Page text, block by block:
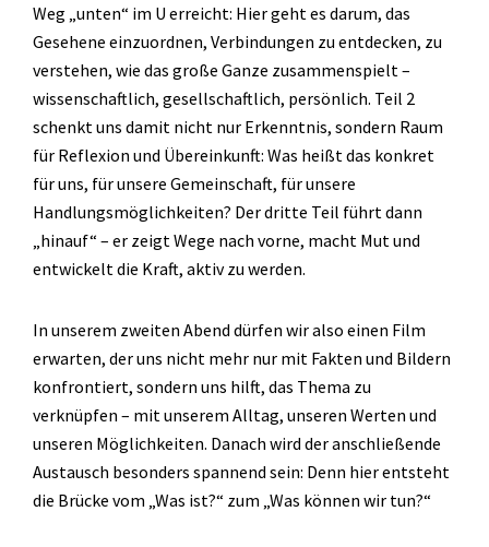
Weg „unten“ im U erreicht: Hier geht es darum, das
Gesehene einzuordnen, Verbindungen zu entdecken, zu
verstehen, wie das große Ganze zusammenspielt –
wissenschaftlich, gesellschaftlich, persönlich. Teil 2
schenkt uns damit nicht nur Erkenntnis, sondern Raum
für Reflexion und Übereinkunft: Was heißt das konkret
für uns, für unsere Gemeinschaft, für unsere
Handlungsmöglichkeiten? Der dritte Teil führt dann
„hinauf“ – er zeigt Wege nach vorne, macht Mut und
entwickelt die Kraft, aktiv zu werden.
In unserem zweiten Abend dürfen wir also einen Film
erwarten, der uns nicht mehr nur mit Fakten und Bildern
konfrontiert, sondern uns hilft, das Thema zu
verknüpfen – mit unserem Alltag, unseren Werten und
unseren Möglichkeiten. Danach wird der anschließende
Austausch besonders spannend sein: Denn hier entsteht
die Brücke vom „Was ist?“ zum „Was können wir tun?“